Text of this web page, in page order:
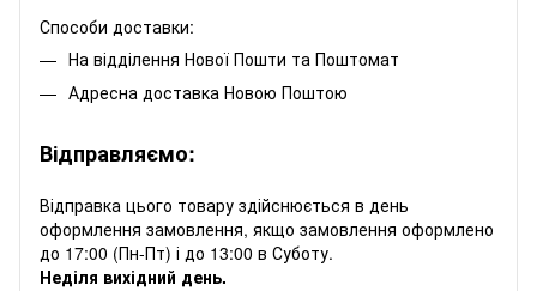
Способи доставки:
На відділення Нової Пошти та Поштомат
Адресна доставка Новою Поштою
Відправляємо:
Відправка цього товару здійснюється в день
оформлення замовлення, якщо замовлення оформлено
до 17:00 (Пн-Пт) і до 13:00 в Суботу.
Неділя вихідний день.